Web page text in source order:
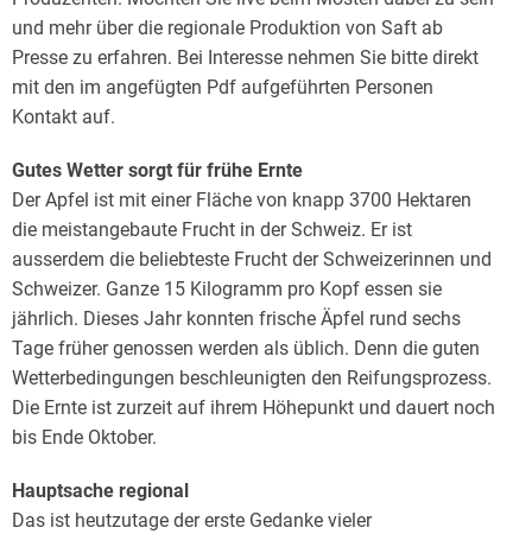
und mehr über die regionale Produktion von Saft ab
Presse zu erfahren. Bei Interesse nehmen Sie bitte direkt
mit den im angefügten Pdf aufgeführten Personen
Kontakt auf.
Gutes Wetter sorgt für frühe Ernte
Der Apfel ist mit einer Fläche von knapp 3700 Hektaren
die meistangebaute Frucht in der Schweiz. Er ist
ausserdem die beliebteste Frucht der Schweizerinnen und
Schweizer. Ganze 15 Kilogramm pro Kopf essen sie
jährlich. Dieses Jahr konnten frische Äpfel rund sechs
Tage früher genossen werden als üblich. Denn die guten
Wetterbedingungen beschleunigten den Reifungsprozess.
Die Ernte ist zurzeit auf ihrem Höhepunkt und dauert noch
bis Ende Oktober.
Hauptsache regional
Das ist heutzutage der erste Gedanke vieler